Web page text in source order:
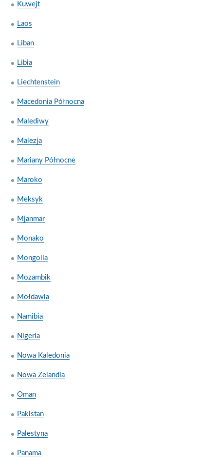
Kuwejt
Laos
Liban
Libia
Liechtenstein
Macedonia Północna
Malediwy
Malezja
Mariany Północne
Maroko
Meksyk
Mjanmar
Monako
Mongolia
Mozambik
Mołdawia
Namibia
Nigeria
Nowa Kaledonia
Nowa Zelandia
Oman
Pakistan
Palestyna
Panama